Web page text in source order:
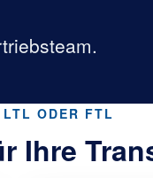
ODER FTL
Ihre